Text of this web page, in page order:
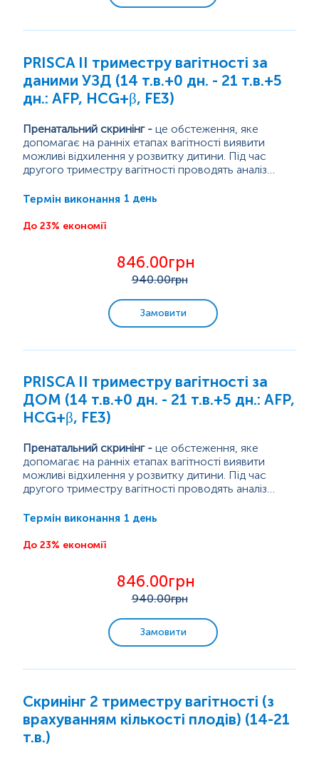
Фетальні інфекції
І триместр вагітності
ІІ триместр вагітності
ІІІ триместр вагітності
Інфекції, що передаються статевим шляхом (ІПСШ)
Захворювання органів дихання
Check-up
Біль у суглобах
Спорт і фітнес
Краса здорової шкіри
Надлишкова вага
Аналізи для дітей
Аналізи для жінок
Аналізи для чоловіків
Програми з консультацією лікаря
PRISCA ІІ триместру вагітності за
даними УЗД (14 т.в.+0 дн. - 21 т.в.+5
дн.: AFP, HCG+β, FE3)
Пренатальний скринінг - це обстеження, яке
допомагає на ранніх етапах вагітності виявити
можливі відхилення у розвитку дитини. Під час
другого триместру вагітності проводять аналіз
Це обстеження допомагає виявити можливі
Патау) та вроджені дефекти нервової трубки у
показники й розраховує можливі ризики.
Термін виконання 1 день
До 23% економії
846.00грн
940.00грн
Замовити
PRISCA ІІ триместру вагітності за
ДОМ (14 т.в.+0 дн. - 21 т.в.+5 дн.: AFP,
HCG+β, FE3)
Пренатальний скринінг - це обстеження, яке
допомагає на ранніх етапах вагітності виявити
можливі відхилення у розвитку дитини. Під час
другого триместру вагітності проводять аналіз
Це обстеження допомагає виявити можливі
Патау) та вроджені дефекти нервової трубки у
показники й розраховує можливі ризики.
Термін виконання 1 день
До 23% економії
846.00грн
940.00грн
Замовити
Скринінг 2 триместру вагітності (з
врахуванням кількості плодів) (14-21
т.в.)